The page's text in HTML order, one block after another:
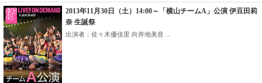
2013年11月30日（土）14:00～「横山チームA」公演 伊豆田莉
奈 生誕祭
出演者：佐々木優佳里 向井地美音 ...